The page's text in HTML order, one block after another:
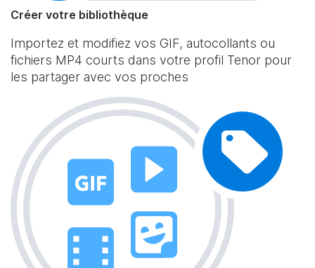
Créer votre bibliothèque
Importez et modifiez vos GIF, autocollants ou
fichiers MP4 courts dans votre profil Tenor pour
les partager avec vos proches